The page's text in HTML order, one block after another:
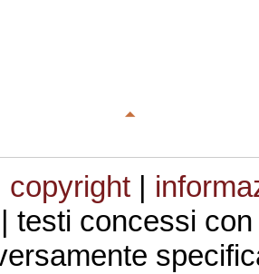
copyright|
testi concessi